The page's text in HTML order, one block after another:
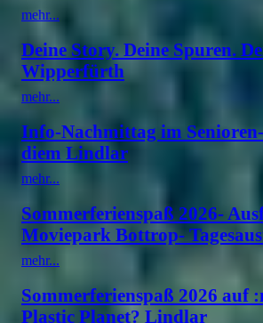
mehr...
Deine Story. Deine Spuren.
Wipperfürth
mehr...
Info-Nachmittag im
diem Lindlar
mehr...
Sommerferienspaß 2026-
Moviepark Bottrop-
mehr...
Sommerferienspaß 2026 auf
Plastic Planet? Lindlar